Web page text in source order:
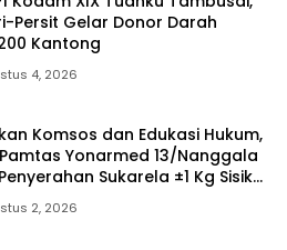
Persit Gelar Donor Darah
Kantong
4, 2026
Komsos dan Edukasi Hukum,
Yonarmed 13/Nanggala
Sukarela ±1 Kg Sisik
dari Warga Perbatasan
2, 2026